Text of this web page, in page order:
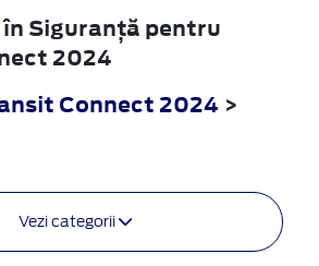
Siguranţă pentru
2024
Connect 2024 >
Vezi categorii